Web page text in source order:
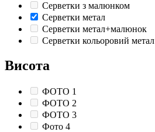
Серветки з малюнком
Серветки метал
Серветки метал+малюнок
Серветки кольоровий метал
Висота
ФОТО 1
ФОТО 2
ФОТО 3
Фото 4